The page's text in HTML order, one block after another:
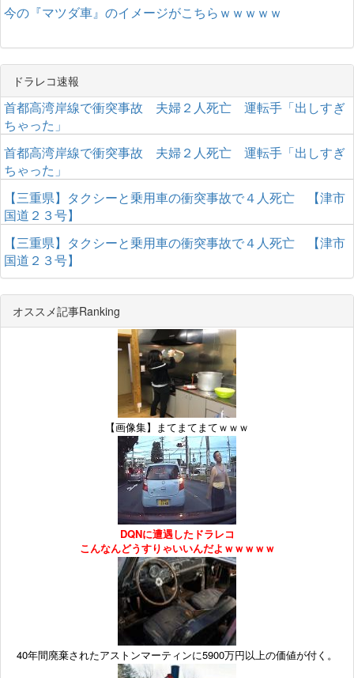
今の『マツダ車』のイメージがこちらｗｗｗｗｗ
ドラレコ速報
首都高湾岸線で衝突事故 夫婦２人死亡 運転手「出しすぎ
ちゃった」
首都高湾岸線で衝突事故 夫婦２人死亡 運転手「出しすぎ
ちゃった」
【三重県】タクシーと乗用車の衝突事故で４人死亡 【津市
国道２３号】
【三重県】タクシーと乗用車の衝突事故で４人死亡 【津市
国道２３号】
オススメ記事Ranking
【画像集】まてまてまてｗｗｗ
DQNに遭遇したドラレコ
こんなんどうすりゃいいんだよｗｗｗｗｗ
40年間廃棄されたアストンマーティンに5900万円以上の価値が付く。